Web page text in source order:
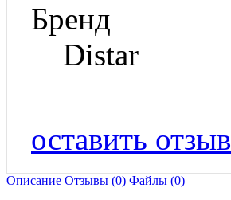
Бренд
Distar
оставить отзыв
Описание Отзывы (0) Файлы (0)